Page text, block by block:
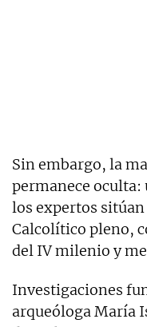
Sin embargo, la
permanece oculta:
los expertos
Calcolítico pleno,
del IV milenio y
Investigaciones
arqueóloga María